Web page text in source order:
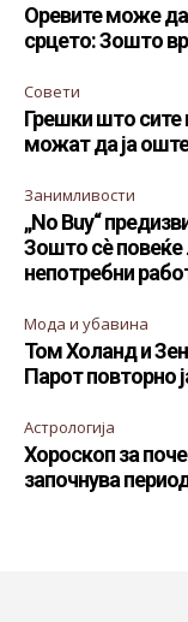
Оревите може
срцето: Зошто
Совети
Грешки што сите
можат да ја
Занимливости
„No Buy“
Зошто сè повеќе
непотребни
Мода и убавина
Том Холанд и
Парот повторно
Астрологија
Хороскоп за
започнува